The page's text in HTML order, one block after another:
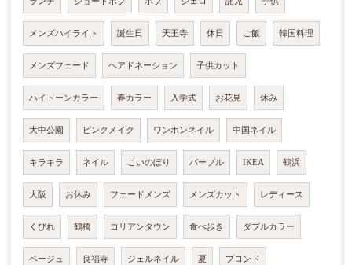
メンズハイライト 誕生日 天王寺 休日 ご飯 韓国料理
メンズフェード ヘアドネーション 子供カット
ハイトーンカラー 春カラー 入学式 お花見 休み
大中公園 ピンクメイク ワンホンネイル 中国ネイル
キラキラ ネイル こいのぼり パープル IKEA 鶴浜
大阪 お休み フェードメンズ メンズカット レディース
くびれ 鶴橋 コリアンタウン 食べ歩き ダブルカラー
ベージュ 良福寺 ジェルネイル 夏 ブロンド